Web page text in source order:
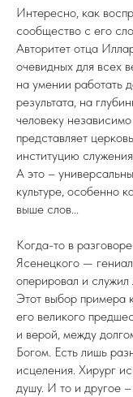
Интересно, как
сообщество с его
Авторитет отца
очевидных для всех
на умении работать
результата, на
человеку
представляет
институцию
А это –
культуре, особенно
выше слов...
Когда-то в
Ясенецкого —
оперировал и служил
Этот выбор примера
его великого
и верой, между
Богом. Есть лишь
исцеления. Хирург
душу. И то и другое